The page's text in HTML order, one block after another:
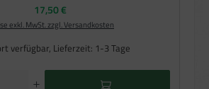
Regulärer Preis:
17,50 €
exkl. MwSt. zzgl. Versandkosten
verfügbar, Lieferzeit: 1-3 Tage
gewünschten Wert ein oder benutze die Schaltflächen um die Anzahl zu